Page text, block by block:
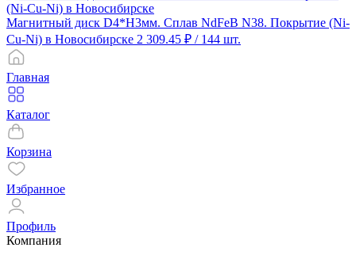
Магнитный диск D4*H3мм. Сплав NdFeB N38. Покрытие (Ni-
Cu-Ni) в Новосибирске 2 309.45 ₽ / 144 шт.
Главная
Каталог
Корзина
Избранное
Профиль
Компания